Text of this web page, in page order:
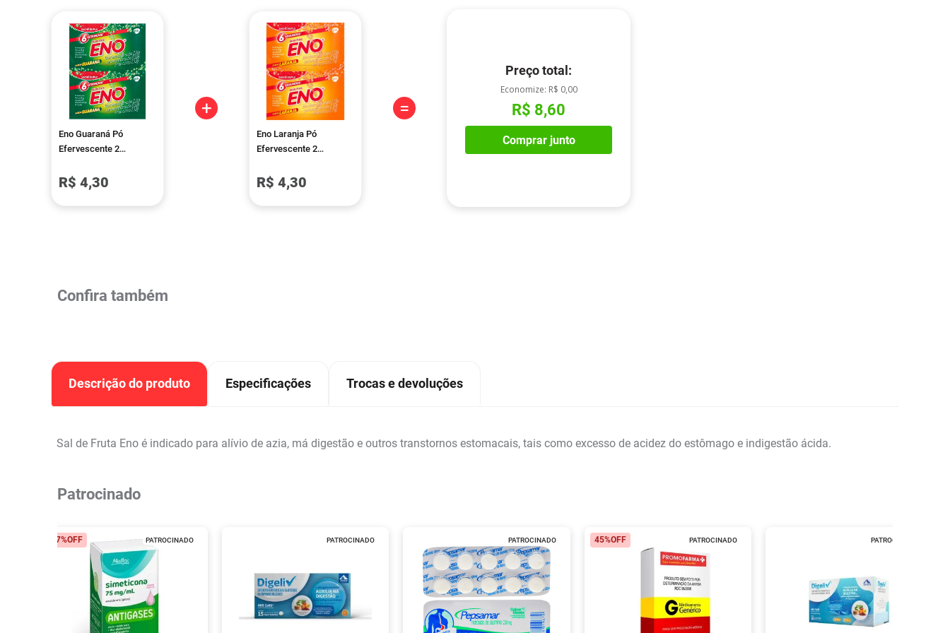
Eno Guaraná Pó
Efervescente 2
R$ 4,30
+
Eno Laranja Pó
Efervescente 2
R$ 4,30
=
Preço total:
Economize: R$ 0,00
R$ 8,60
Comprar junto
Confira também
Descrição do produto Especificações Trocas e devoluções
Sal de Fruta Eno é indicado para alívio de azia, má digestão e outros transtornos estomacais, tais como excesso de acidez do estômago e indigestão ácida.
Patrocinado
PATROCINADO
17%OFF PATROCINADO PATROCINADO PATROCINADO
45%OFF PATROCINADO